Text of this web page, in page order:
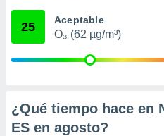
mediante
publicidad
25 Aceptable
O₃ (62 µg/m³)
¿Qué tiempo hace en
ES en agosto?